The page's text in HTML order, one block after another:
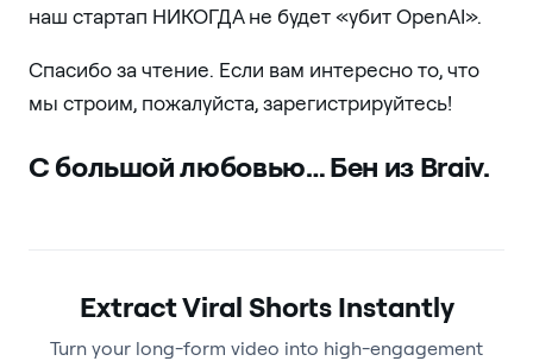
наш стартап НИКОГДА не будет «убит OpenAI».
Спасибо за чтение. Если вам интересно то, что
мы строим, пожалуйста, зарегистрируйтесь!
С большой любовью… Бен из Braiv.
Extract Viral Shorts Instantly
Turn your long-form video into high-engagement